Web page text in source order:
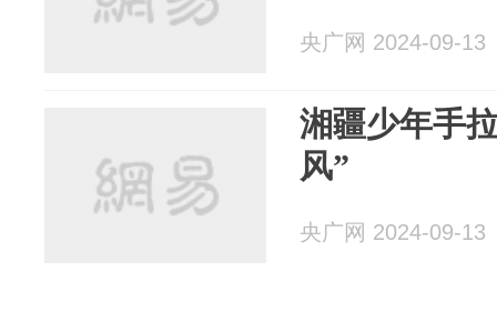
央广网 2024-09-13
湘疆少年手
风”
央广网 2024-09-13